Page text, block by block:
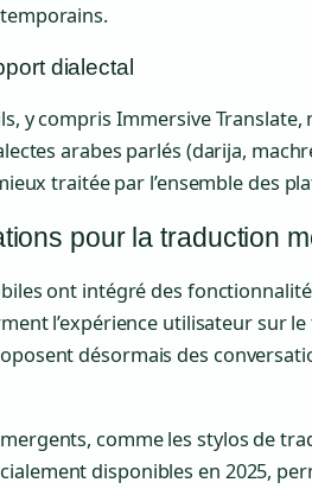
dialectal
y compris Immersive Translate,
arabes parlés (darija,
traitée par l’ensemble des
pour la traduction
ont intégré des
l’expérience utilisateur sur
désormais des
comme les stylos de
disponibles en 2025,